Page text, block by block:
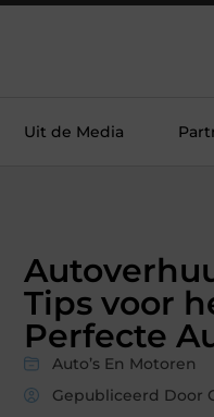
Uit de Media
Tips voor
Perfecte
Auto’s En Motoren
Gepubliceerd Door